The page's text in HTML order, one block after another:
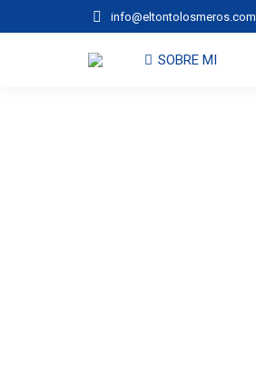
info@eltontolosmeros.com
SOBRE MI